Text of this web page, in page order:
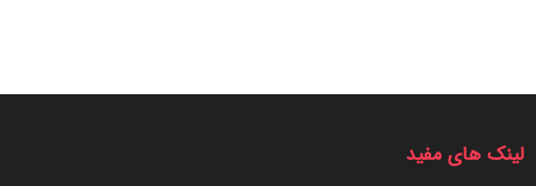
لینک های مفید